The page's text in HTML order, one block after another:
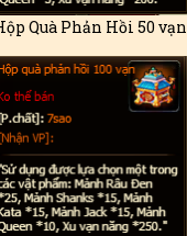
Quà Phản Hồi 50 vạn